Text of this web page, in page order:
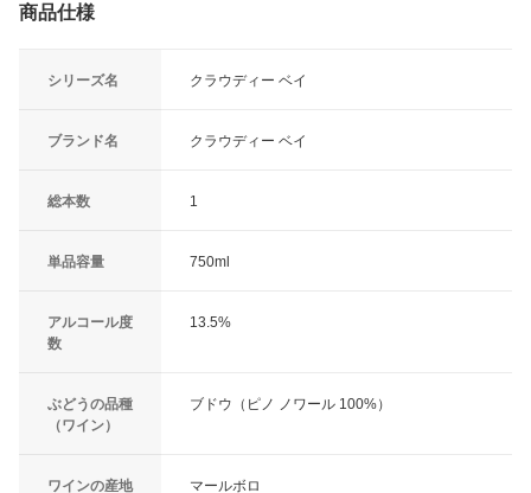
商品仕様
シリーズ名 クラウディー ベイ
ブランド名 クラウディー ベイ
総本数 1
単品容量 750ml
アルコール度
数
13.5%
ぶどうの品種
（ワイン）
ブドウ（ピノ ノワール 100%）
ワインの産地 マールボロ